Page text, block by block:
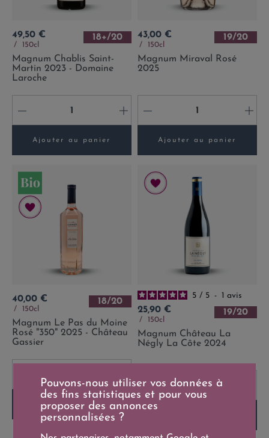
Prix
49,50 €
150cl
18+/20
Magnum Chablis Saint-
Martin 2023 - Domaine
Laroche
- +
Ajouter au panier
Prix
43,00 €
150cl
19/20
Magnum Miraval Rosé
2025
- +
Ajouter au panier
Prix
40,00 €
150cl
18/20
Magnum Le Pas du Moine
Rosé "350" 2025 - Château
Gassier
Ajouter au panier
5 / 5 - 1 avis
Prix
25,90 €
150cl
19/20
Magnum Château La
Négly La Côte 2024
-
Pouvons-nous utiliser vos données à
des fins statistiques et pour vous
proposer des annonces
personnalisées ?